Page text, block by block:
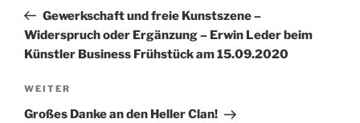
Beitrag
Gewerkschaft und freie Kunstszene –
Widerspruch oder Ergänzung – Erwin Leder beim
Künstler Business Frühstück am 15.09.2020
Nächster
Beitrag
WEITER
Großes Danke an den Heller Clan!